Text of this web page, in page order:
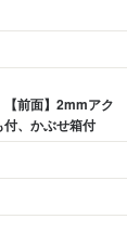
前面】2mmアク
、かぶせ箱付